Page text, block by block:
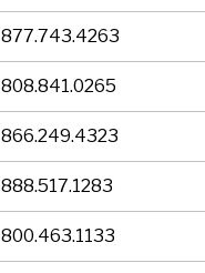
877.743.4263
808.841.0265
866.249.4323
888.517.1283
800.463.1133